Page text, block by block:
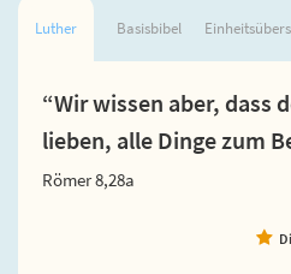
Luther Basisbibel
“Wir wissen aber, dass
lieben, alle Dinge zum
Römer 8,28a